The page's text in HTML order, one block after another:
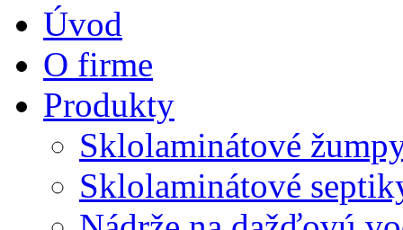
Úvod
O firme
Produkty
Sklolaminátové
Sklolaminátové